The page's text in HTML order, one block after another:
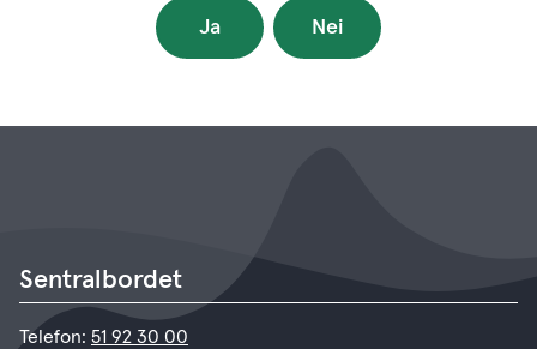
Ja Nei
Sentralbordet
Telefon: 51 92 30 00